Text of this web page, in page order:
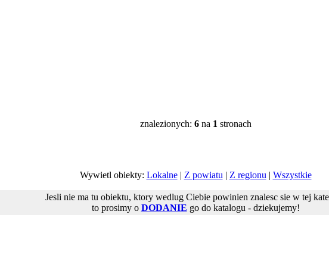
znalezionych: 6na 1 stronach
Wywietl obiekty: Lokalne| Z powiatu | Z regionu | Wszystkie
Jesli nie ma tu obiektu, ktory wedlug Ciebie powinien znalesc sie w tej
to prosimy o DODANIE go do katalogu - dziekujemy!